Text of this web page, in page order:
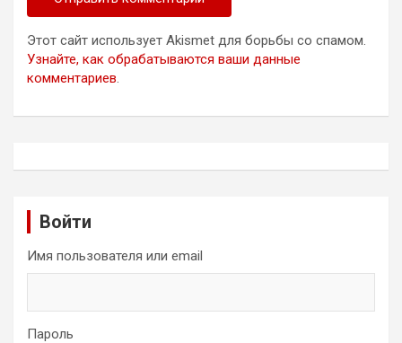
Этот сайт использует Akismet для борьбы со спамом.
Узнайте, как обрабатываются ваши данные
комментариев.
Войти
Имя пользователя или email
Пароль